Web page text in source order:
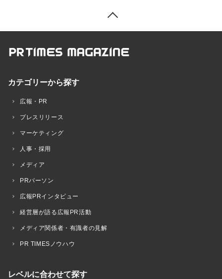
カテゴリーから探す
広報・PR
プレスリリース
マーケティング
人事・採用
メディア
PRパーソン
広報PRインタビュー
経営層が語る広報PR活動
メディア関係者・有識者の見解
PR TIMESノウハウ
レベルに合わせて探す